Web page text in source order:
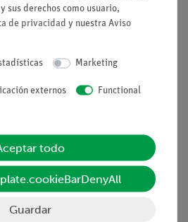
Nach oben
sus derechos como usuario,
de privacidad y nuestra Aviso
Marketing
externos Functional
todo
Guardar